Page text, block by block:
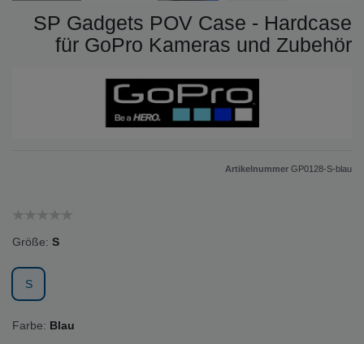
SP Gadgets POV Case - Hardcase
für GoPro Kameras und Zubehör
Artikelnummer GP0128-S-blau
Größe: S
S
Farbe: Blau